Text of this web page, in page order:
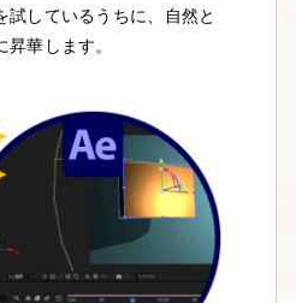
試しているうちに、自然と
華します。